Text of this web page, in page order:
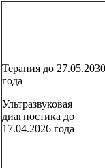
Терапия до 27.05.2030
года
Ультразвуковая
диагностика до
17.04.2026 года